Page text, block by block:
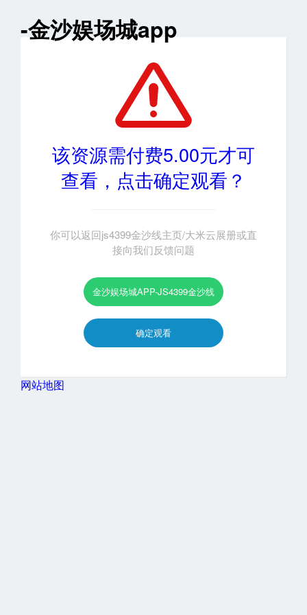
-金沙娱场城app
该资源需付费5.00元才可
查看，点击确定观看？
你可以返回js4399金沙线主页/大米云展册或直
接向我们反馈问题
金沙娱场城APP-JS4399金沙线
确定观看
网站地图